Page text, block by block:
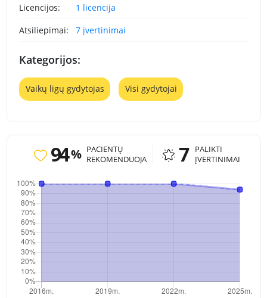
Licencijos:
1 licencija
Atsiliepimai:
7 įvertinimai
Kategorijos:
Vaikų ligų gydytojas Visi gydytojai
94 % PACIENTŲ
REKOMENDUOJA
7
PALIKTI
ĮVERTINIMAI